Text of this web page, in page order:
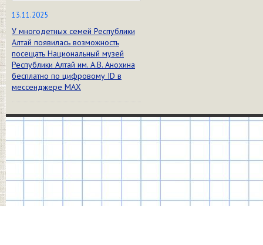
13.11.2025
У многодетных семей Республики
Алтай появилась возможность
посещать Национальный музей
Республики Алтай им. А.В. Анохина
бесплатно по цифровому ID в
мессенджере МАХ